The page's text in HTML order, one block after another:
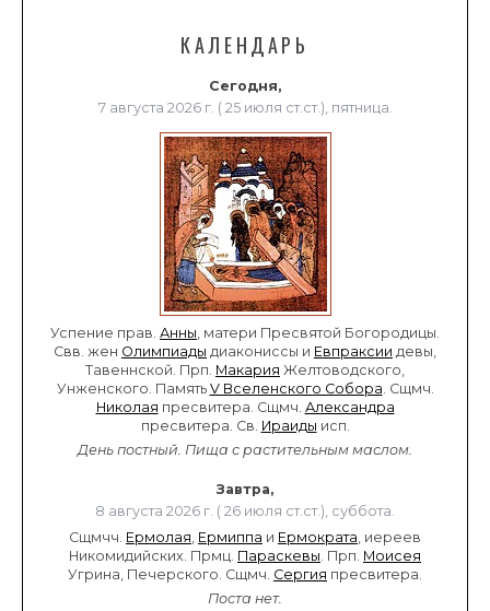
КАЛЕНДАРЬ
Сегодня,
7 августа 2026 г. ( 25 июля ст.ст.), пятница.
Успение прав. Анны , матери Пресвятой Богородицы.
Свв. жен Олимпиады диакониссы и Евпраксии девы,
Тавеннской. Прп. Макария Желтоводского,
Унженского. Память V Вселенского Собора . Сщмч.
Николая пресвитера. Сщмч. Александра
пресвитера. Св. Ираиды исп.
День постный. Пища с растительным маслом.
Завтра,
8 августа 2026 г. ( 26 июля ст.ст.), суббота.
Сщмчч. Ермолая Ермиппа и Ермократа , иереев
Никомидийских. Прмц. Параскевы . Прп. Моисея
Угрина, Печерского. Сщмч. Сергия пресвитера.
Поста нет.